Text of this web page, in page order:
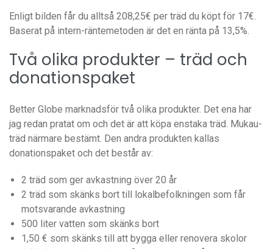
Enligt bilden får du alltså 208,25€ per träd du köpt för 17€.
Baserat på intern-räntemetoden är det en ränta på 13,5%.
Två olika produkter – träd och
donationspaket
Better Globe marknadsför två olika produkter. Det ena har
jag redan pratat om och det är att köpa enstaka träd. Mukau-
träd närmare bestämt. Den andra produkten kallas
donationspaket och det består av:
2 träd som ger avkastning över 20 år
2 träd som skänks bort till lokalbefolkningen som får
motsvarande avkastning
500 liter vatten som skänks bort
1,50 € som skänks till att bygga eller renovera skolor